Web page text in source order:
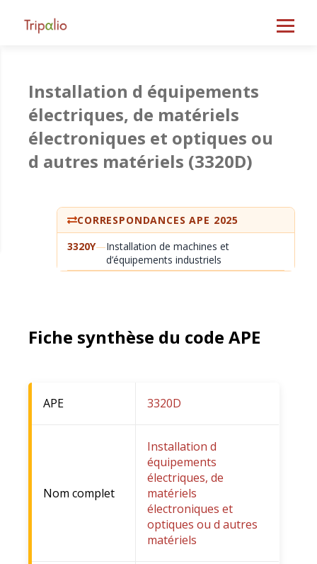
Installation d équipements
électriques, de matériels
électroniques et optiques ou
d autres matériels (3320D)
CORRESPONDANCES APE 2025
3320Y—Installation de machines et
d’équipements industriels
Fiche synthèse du code APE
APE 3320D
Nom complet
Installation d
équipements
électriques, de
matériels
électroniques et
optiques ou d autres
matériels